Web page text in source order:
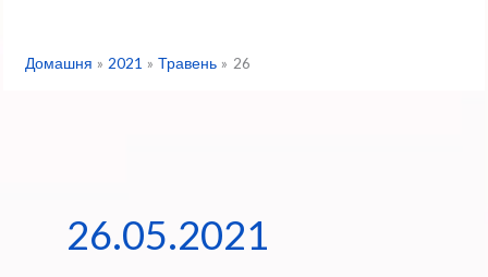
Домашня 2021 Травень 26
26.05.2021